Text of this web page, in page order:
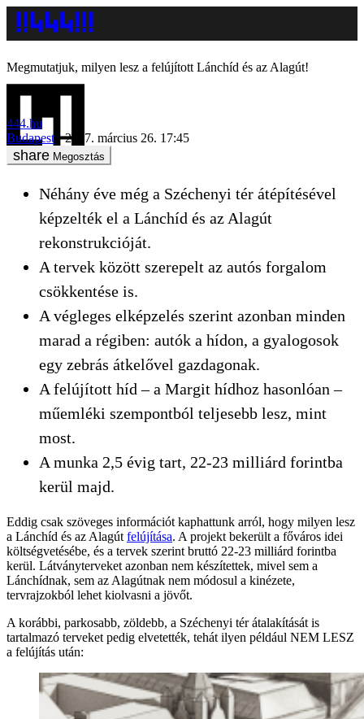
Megmutatjuk, milyen lesz a felújított Lánchíd és az Alagút!
444.hu
Budapest
2017. március 26. 17:45
Megosztás
Néhány éve még a Széchenyi tér átépítésével
képzelték el a Lánchíd és az Alagút
rekonstrukcióját.
A tervek között szerepelt az autós forgalom
csökkentése is.
A végleges elképzelés szerint azonban minden
marad a régiben: autók a hídon, a gyalogosok
egy zebrás átkelővel gazdagonak.
A felújított híd – a Margit hídhoz hasonlóan –
műemléki szempontból teljesebb lesz, mint
most.
A munka 2,5 évig tart, 22-23 milliárd forintba
kerül majd.
Eddig csak szöveges információt kaphattunk arról, hogy milyen lesz
a Lánchíd és az Alagút felújítása. A projekt bekerült a főváros idei
költségvetésébe, és a tervek szerint bruttó 22-23 milliárd forintba
kerül. Látványterveket azonban nem készítettek, mivel sem a
Lánchídnak, sem az Alagútnak nem módosul a kinézete,
tervrajzokból lehet kiolvasni a jövőt.
A korábbi, parkosabb, zöldebb, a Széchenyi tér átalakítását is
tartalmazó terveket pedig elvetették, tehát ilyen például NEM LESZ
a felújítás után: